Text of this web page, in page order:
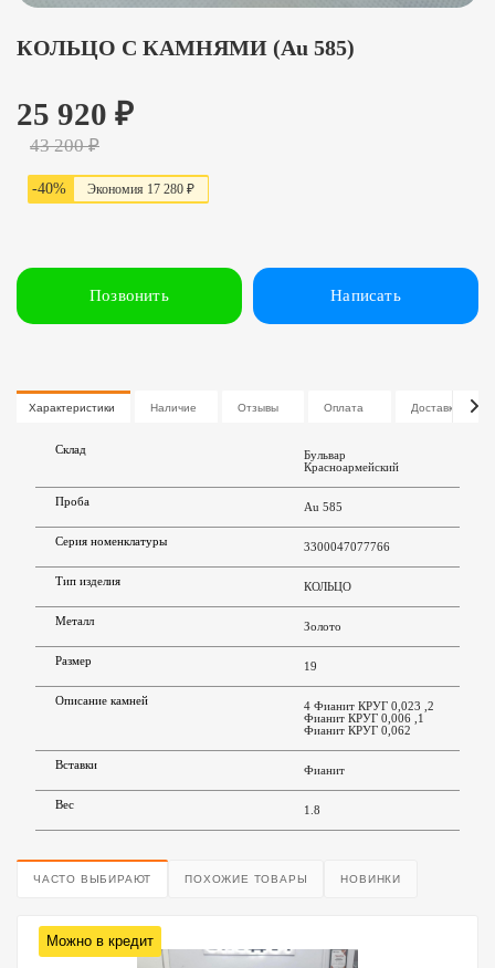
КОЛЬЦО С КАМНЯМИ (Au 585)
25 920 ₽
43 200₽
-40% Экономия 17 280 ₽
Позвонить Написать
Характеристики Наличие Отзывы Оплата Доставка
Склад
Бульвар
Красноармейский
Проба Au 585
Серия номенклатуры 3300047077766
Тип изделия КОЛЬЦО
Металл Золото
Размер 19
Описание камней
4 Фианит КРУГ 0,023 ,2
Фианит КРУГ 0,006 ,1
Фианит КРУГ 0,062
Вставки Фианит
Вес 1.8
ЧАСТО ВЫБИРАЮТ ПОХОЖИЕ ТОВАРЫ НОВИНКИ
Можно в кредит